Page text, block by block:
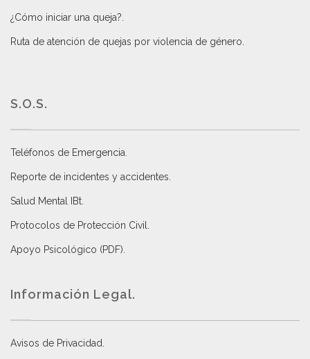
¿Cómo iniciar una queja?
Ruta de atención de quejas por violencia de género
S.O.S.
Teléfonos de Emergencia.
Reporte de incidentes y accidentes
Salud Mental IBt
Protocolos de Protección Civil
Apoyo Psicológico (PDF)
Información Legal.
Avisos de Privacidad